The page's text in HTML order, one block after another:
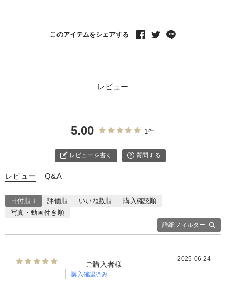
このアイテムをシェアする
レビュー
5.00 1件
レビューを書く 質問する
レビュー Q&A
詳細フィルター
日付順 ↓ 評価順 いいね数順
購入確認順
写真・動画付き順
ご購入者様
購入確認済み
2025-06-24